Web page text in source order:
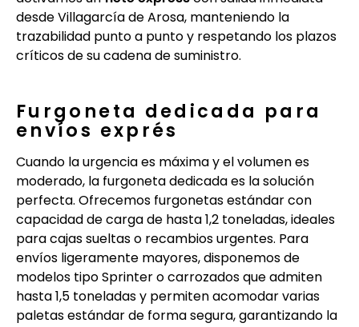
desde Villagarcía de Arosa, manteniendo la
trazabilidad punto a punto y respetando los plazos
críticos de su cadena de suministro.
Furgoneta dedicada para
envíos exprés
Cuando la urgencia es máxima y el volumen es
moderado, la furgoneta dedicada es la solución
perfecta. Ofrecemos furgonetas estándar con
capacidad de carga de hasta 1,2 toneladas, ideales
para cajas sueltas o recambios urgentes. Para
envíos ligeramente mayores, disponemos de
modelos tipo Sprinter o carrozados que admiten
hasta 1,5 toneladas y permiten acomodar varias
paletas estándar de forma segura, garantizando la